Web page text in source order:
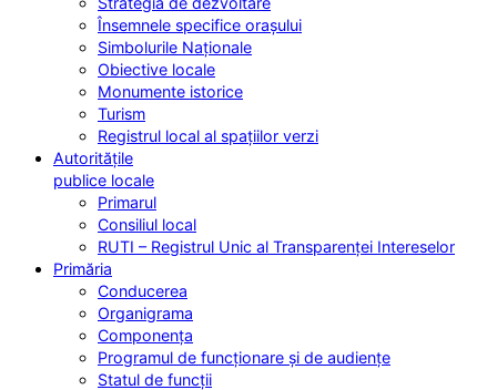
Însemnele specifice orașului
Simbolurile Naționale
Obiective locale
Monumente istorice
Turism
Registrul local al spațiilor verzi
Autoritățile
publice locale
Primarul
Consiliul local
RUTI – Registrul Unic al Transparenței Intereselor
Primăria
Conducerea
Organigrama
Componența
Programul de funcționare și de audiențe
Statul de funcții